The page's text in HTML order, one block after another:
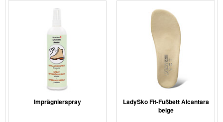
Imprägnierspray
LadySko Fit-Fußbett Alcantara
beige